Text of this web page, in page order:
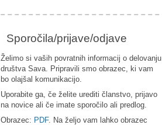
Sporočila/prijave/odjave
Želimo si vaših povratnih informacij o delovanju
društva Sava. Pripravili smo obrazec, ki vam
bo olajšal komunikacijo.
Uporabite ga, če želite urediti članstvo, prijavo
na novice ali če imate sporočilo ali predlog.
Obrazec: PDF. Na željo vam lahko obrazec